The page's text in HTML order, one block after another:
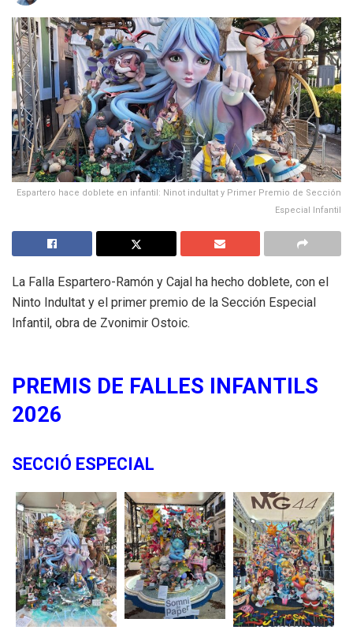
Espartero hace doblete en infantil: Ninot indultat y Primer Premio de Sección
Especial Infantil
La Falla Espartero-Ramón y Cajal ha hecho doblete, con el
Ninto Indultat y el primer premio de la Sección Especial
Infantil, obra de Zvonimir Ostoic.
PREMIS DE FALLES INFANTILS
2026
SECCIÓ ESPECIAL